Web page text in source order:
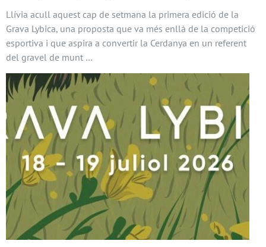
Llívia acull aquest cap de setmana la primera edició de la
Grava Lybica, una proposta que va més enllà de la competició
esportiva i que aspira a convertir la Cerdanya en un referent
del gravel de munt …